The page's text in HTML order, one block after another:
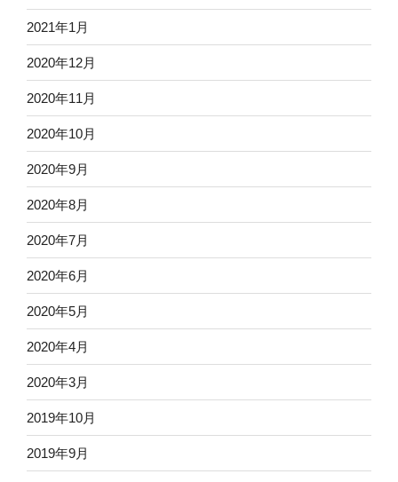
2021年1月
2020年12月
2020年11月
2020年10月
2020年9月
2020年8月
2020年7月
2020年6月
2020年5月
2020年4月
2020年3月
2019年10月
2019年9月